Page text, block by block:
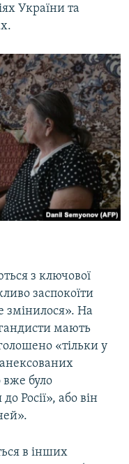
України та
з ключової
заспокоїти
змінилося». На
мають
«тільки у
вже було
Росії», або він
в інших